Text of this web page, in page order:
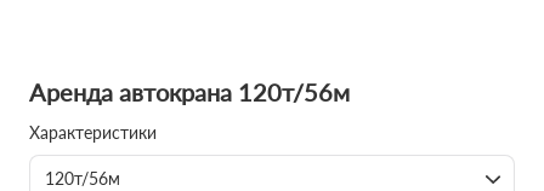
Аренда автокрана 120т/56м
Характеристики
120т/56м